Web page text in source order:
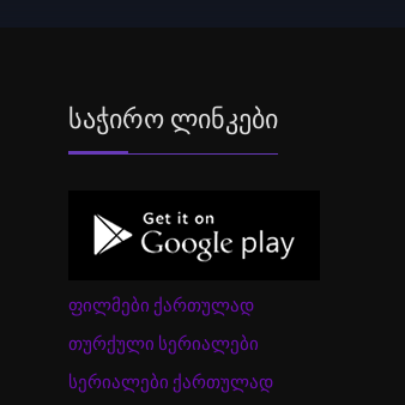
Საჭირო Ლინკები
ფილმები ქართულად
თურქული სერიალები
სერიალები ქართულად